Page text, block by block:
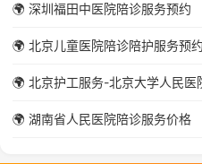
🌍 深圳福田中医院陪诊服务预约
🌍 北京儿童医院陪诊陪护服务预约
🌍 北京护工服务-北京大学人民医
🌍 湖南省人民医院陪诊服务价格